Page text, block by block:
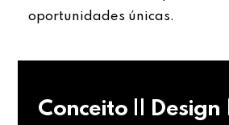
oportunidades únicas.
Conceito || Design ||